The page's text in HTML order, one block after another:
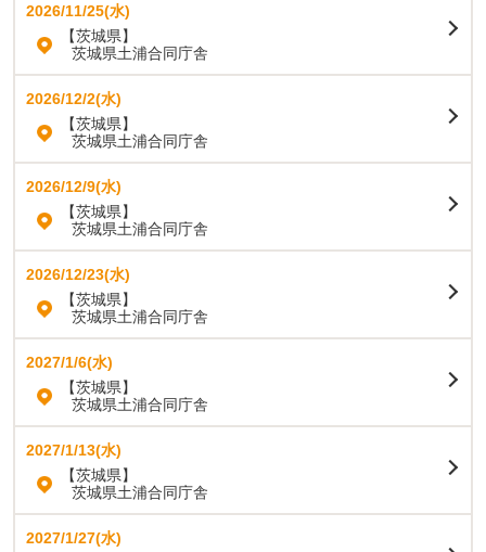
2026/11/25(水)
【茨城県】
茨城県土浦合同庁舎
2026/12/2(水)
【茨城県】
茨城県土浦合同庁舎
2026/12/9(水)
【茨城県】
茨城県土浦合同庁舎
2026/12/23(水)
【茨城県】
茨城県土浦合同庁舎
2027/1/6(水)
【茨城県】
茨城県土浦合同庁舎
2027/1/13(水)
【茨城県】
茨城県土浦合同庁舎
2027/1/27(水)